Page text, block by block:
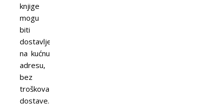
knjige
mogu
biti
dostavljene
na kućnu
adresu,
bez
troškova
dostave.